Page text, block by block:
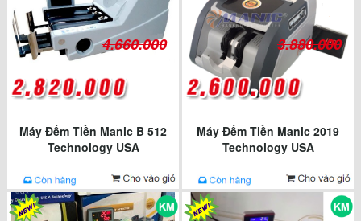
4.660.000
Máy Đếm Tiền Manic B 512
Technology USA
3.880.000
Máy Đếm Tiền Manic 2019
Technology USA